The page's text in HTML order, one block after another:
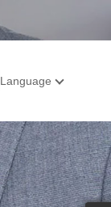
Language